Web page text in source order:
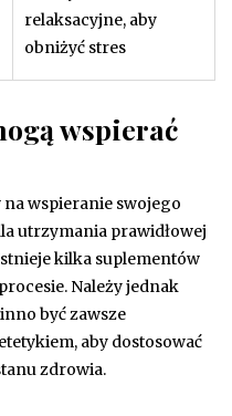
relaksacyjne, aby
obniżyć stres
wspierać
wspieranie swojego
utrzymania prawidłowej
kilka suplementów
Należy jednak
być zawsze
aby dostosować
zdrowia.